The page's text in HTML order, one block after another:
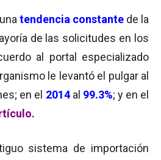
tendencia constante de la
de las solicitudes en los
al portal especializado
le levantó el pulgar al
en el 2014 al 99.3%; y en el
sistema de importación